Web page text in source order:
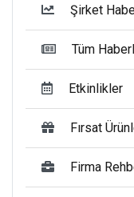
Şirket
Tüm
Etkinlikler
Fırsat
Firma